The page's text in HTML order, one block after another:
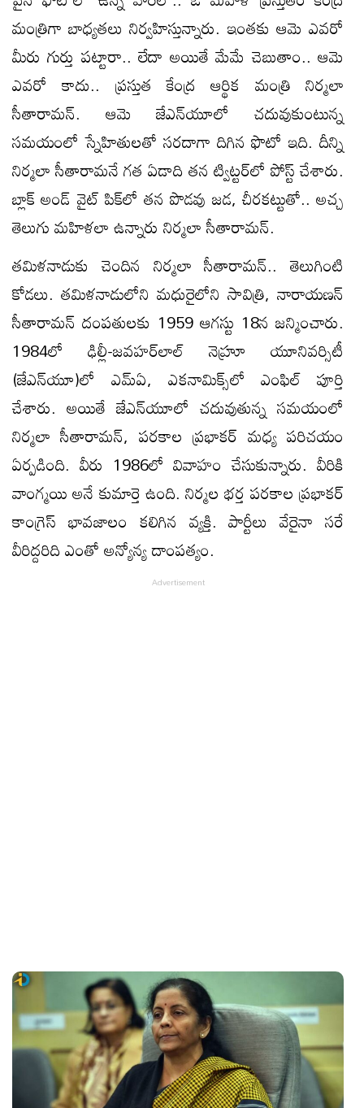
మంత్రిగా బాధ్యతలు నిర్వహిస్తున్నారు. ఇంతకు ఆమె ఎవరో
మీరు గుర్తు పట్టారా.. లేదా అయితే మేమే చెబుతాం.. ఆమె
ఎవరో కాదు.. ప్రస్తుత కేంద్ర ఆర్థిక మంత్రి నిర్మలా
సీతారామన్‌. ఆమె జేఎన్‌యూలో చదువుకుంటున్న
సమయంలో స్నేహితులతో సరదాగా దిగిన ఫొటో ఇది. దీన్ని
నిర్మలా సీతారామనే గత ఏడాది తన ట్విట్టర్‌లో పోస్ట్‌ చేశారు.
బ్లాక్‌ అండ్‌ వైట్‌ పిక్‌లో తన పొడవు జడ, చీరకట్టుతో.. అచ్చ
తెలుగు మహిళలా ఉన్నారు నిర్మలా సీతారామన్‌.
తమిళనాడుకు చెందిన నిర్మలా సీతారామన్‌.. తెలుగింటి
కోడలు. తమిళనాడులోని మధురైలోని సావిత్రి, నారాయణన్
సీతారామన్ దంపతులకు 1959 ఆగస్టు 18న జన్మించారు.
1984లో ఢిల్లీ-జవహర్‌లాల్ నెహ్రూ యూనివర్సిటీ
(జేఎన్‌యూ)లో ఎమ్‌ఏ, ఎకనామిక్స్‌లో ఎంఫిల్ పూర్తి
చేశారు. అయితే జేఎన్‌యూలో చదువుతున్న సమయంలో
నిర్మలా సీతారామన్‌, పరకాల ప్రభాకర్‌ మధ్య పరిచయం
ఏర్పడింది. వీరు 1986లో వివాహం చేసుకున్నారు. వీరికి
వాంగ్మయి అనే కుమార్తె ఉంది. నిర్మల భర్త పరకాల ప్రభాకర్
కాంగ్రెస్ భావజాలం కలిగిన వ్యక్తి. పార్టీలు వేరైనా సరే
వీరిద్దరిది ఎంతో అన్యోన్య దాంపత్యం.